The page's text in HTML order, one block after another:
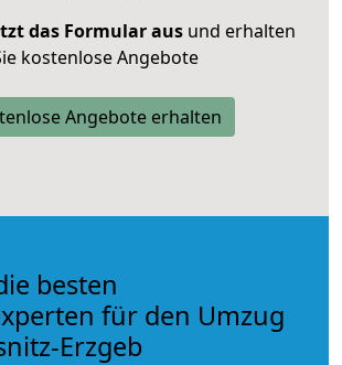
das Formular ausund erhalten
kostenlose Angebote
Angebote erhalten
besten
für den Umzug
Erzgeb